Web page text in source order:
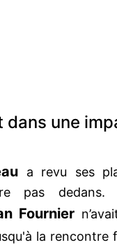
dans une
a revu ses
pas
Fournier
la rencontre